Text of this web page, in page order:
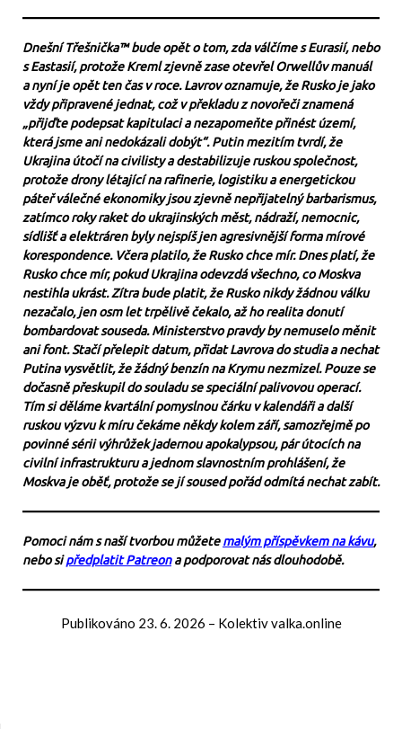
Dnešní Třešnička™ bude opět o tom, zda válčíme s Eurasií, nebo
s Eastasií, protože Kreml zjevně zase otevřel Orwellův manuál
a nyní je opět ten čas v roce. Lavrov oznamuje, že Rusko je jako
vždy připravené jednat, což v překladu z novořeči znamená
„přijďte podepsat kapitulaci a nezapomeňte přinést území,
která jsme ani nedokázali dobýt“. Putin mezitím tvrdí, že
Ukrajina útočí na civilisty a destabilizuje ruskou společnost,
protože drony létající na rafinerie, logistiku a energetickou
páteř válečné ekonomiky jsou zjevně nepřijatelný barbarismus,
zatímco roky raket do ukrajinských měst, nádraží, nemocnic,
sídlišť a elektráren byly nejspíš jen agresivnější forma mírové
korespondence. Včera platilo, že Rusko chce mír. Dnes platí, že
Rusko chce mír, pokud Ukrajina odevzdá všechno, co Moskva
nestihla ukrást. Zítra bude platit, že Rusko nikdy žádnou válku
nezačalo, jen osm let trpělivě čekalo, až ho realita donutí
bombardovat souseda. Ministerstvo pravdy by nemuselo měnit
ani font. Stačí přelepit datum, přidat Lavrova do studia a nechat
Putina vysvětlit, že žádný benzín na Krymu nezmizel. Pouze se
dočasně přeskupil do souladu se speciální palivovou operací.
Tím si děláme kvartální pomyslnou čárku v kalendáři a další
ruskou výzvu k míru čekáme někdy kolem září, samozřejmě po
povinné sérii výhrůžek jadernou apokalypsou, pár útocích na
civilní infrastrukturu a jednom slavnostním prohlášení, že
Moskva je oběť, protože se jí soused pořád odmítá nechat zabít.
Pomoci nám s naší tvorbou můžetemalým příspěvkem na kávu,
nebo sipředplatit Patreona podporovat nás dlouhodobě.
Publikováno 23. 6. 2026 – Kolektiv valka.online